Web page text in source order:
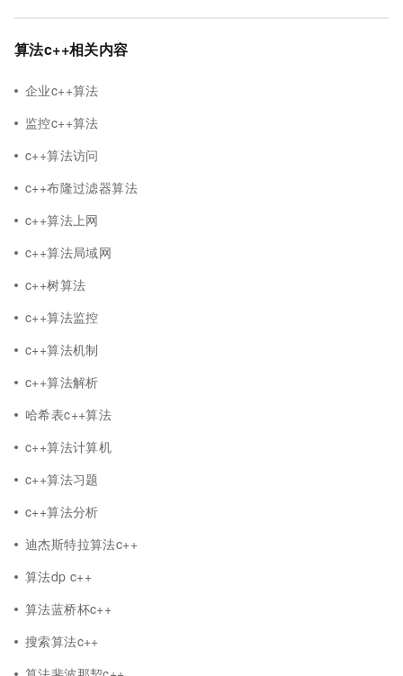
算法c++相关内容
企业c++算法
监控c++算法
c++算法访问
c++布隆过滤器算法
c++算法上网
c++算法局域网
c++树算法
c++算法监控
c++算法机制
c++算法解析
哈希表c++算法
c++算法计算机
c++算法习题
c++算法分析
迪杰斯特拉算法c++
算法dp c++
算法蓝桥杯c++
搜索算法c++